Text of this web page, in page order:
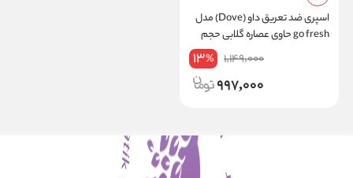
اسپری ضد تعریق داو (Dove) مدل
go fresh حاوی عصاره گلابی حجم
1,149,000
13%
997,000